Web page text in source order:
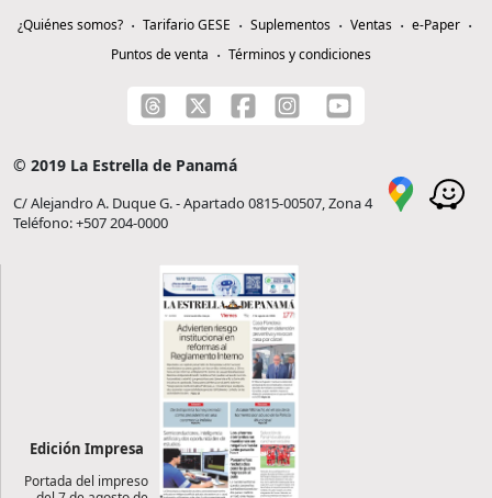
¿Quiénes somos? Tarifario GESE Suplementos Ventas
e-Paper
Puntos de venta
Términos y condiciones
© 2019 La Estrella de Panamá
C/ Alejandro A. Duque G. - Apartado 0815-00507, Zona 4
Teléfono: +507 204-0000
Edición Impresa
Portada del impreso